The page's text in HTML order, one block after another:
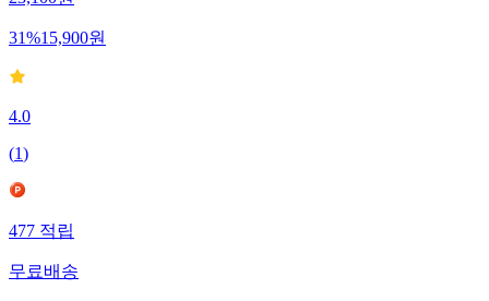
23,100원
31%15,900원
4.0
(1)
477적립
무료배송